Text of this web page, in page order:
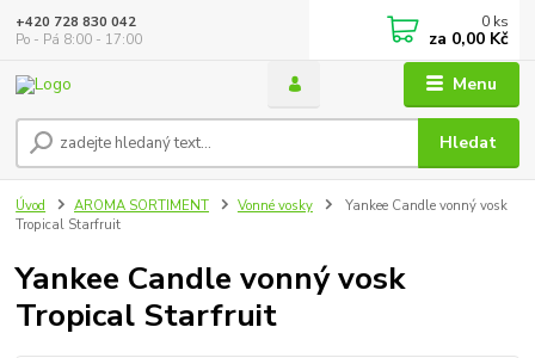
Menu
Hledat
+420 728 830 042
Po - Pá 8:00 - 17:00
0 ks
za 0,00 Kč
Úvod AROMA SORTIMENT Vonné vosky
Yankee Candle vonný vosk
Tropical Starfruit
Yankee Candle vonný vosk
Tropical Starfruit